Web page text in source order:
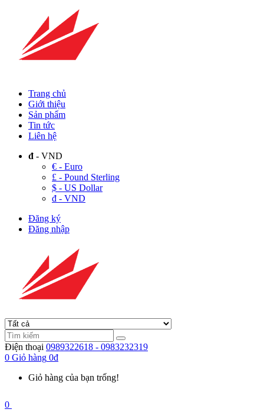
Trang chủ
Giới thiệu
Sản phẩm
Tin tức
Liên hệ
đ - VND
€ - Euro
£ - Pound Sterling
$ - US Dollar
đ - VND
Đăng ký
Đăng nhập
Điện thoại 0989322618 - 0983232319
0 Giỏ hàng 0đ
Giỏ hàng của bạn trống!
0